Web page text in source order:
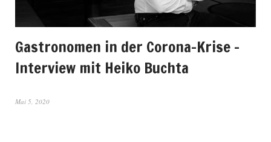
Gastronomen in der Corona-Krise –
Interview mit Heiko Buchta
Mai 5, 2020